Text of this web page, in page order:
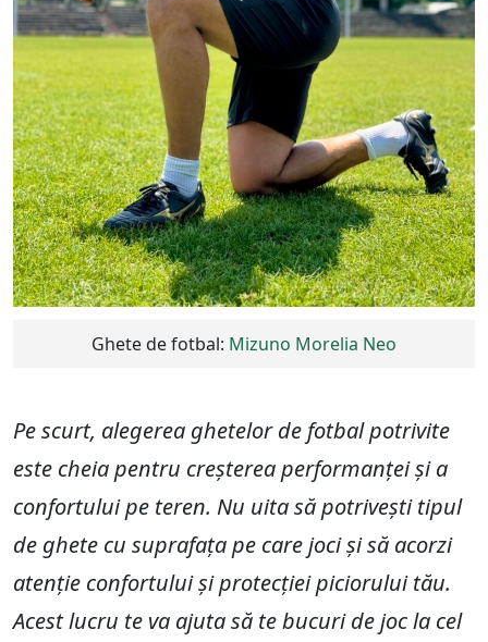
Ghete de fotbal: Mizuno Morelia Neo
Pe scurt, alegerea ghetelor de fotbal potrivite
este cheia pentru creșterea performanței și a
confortului pe teren. Nu uita să potrivești tipul
de ghete cu suprafața pe care joci și să acorzi
atenție confortului și protecției piciorului tău.
Acest lucru te va ajuta să te bucuri de joc la cel